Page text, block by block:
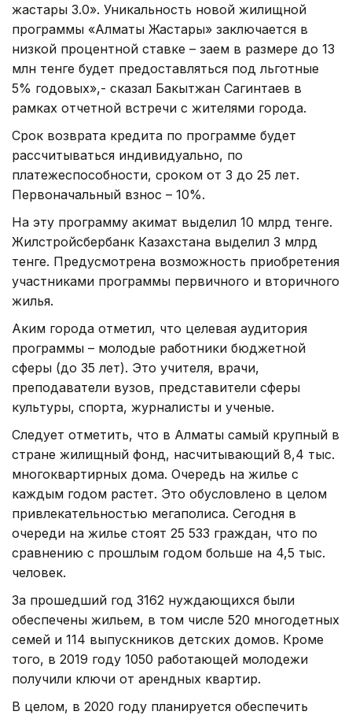
жастары 3.0». Уникальность новой жилищной
программы «Алматы Жастары» заключается в
низкой процентной ставке – заем в размере до 13
млн тенге будет предоставляться под льготные
5% годовых»,- сказал Бакытжан Сагинтаев в
рамках отчетной встречи с жителями города.
Срок возврата кредита по программе будет
рассчитываться индивидуально, по
платежеспособности, сроком от 3 до 25 лет.
Первоначальный взнос – 10%.
На эту программу акимат выделил 10 млрд тенге.
Жилстройсбербанк Казахстана выделил 3 млрд
тенге. Предусмотрена возможность приобретения
участниками программы первичного и вторичного
жилья.
Аким города отметил, что целевая аудитория
программы – молодые работники бюджетной
сферы (до 35 лет). Это учителя, врачи,
преподаватели вузов, представители сферы
культуры, спорта, журналисты и ученые.
Следует отметить, что в Алматы самый крупный в
стране жилищный фонд, насчитывающий 8,4 тыс.
многоквартирных дома. Очередь на жилье с
каждым годом растет. Это обусловлено в целом
привлекательностью мегаполиса. Сегодня в
очереди на жилье стоят 25 533 граждан, что по
сравнению с прошлым годом больше на 4,5 тыс.
человек.
За прошедший год 3162 нуждающихся были
обеспечены жильем, в том числе 520 многодетных
семей и 114 выпускников детских домов. Кроме
того, в 2019 году 1050 работающей молодежи
получили ключи от арендных квартир.
В целом, в 2020 году планируется обеспечить